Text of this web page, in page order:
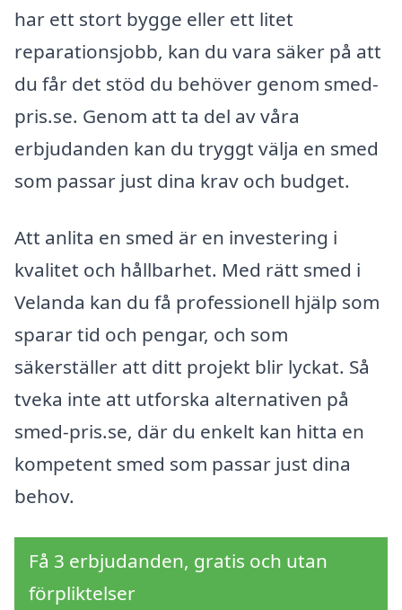
har ett stort bygge eller ett litet
reparationsjobb, kan du vara säker på att
du får det stöd du behöver genom smed-
pris.se. Genom att ta del av våra
erbjudanden kan du tryggt välja en smed
som passar just dina krav och budget.
Att anlita en smed är en investering i
kvalitet och hållbarhet. Med rätt smed i
Velanda kan du få professionell hjälp som
sparar tid och pengar, och som
säkerställer att ditt projekt blir lyckat. Så
tveka inte att utforska alternativen på
smed-pris.se, där du enkelt kan hitta en
kompetent smed som passar just dina
behov.
Få 3 erbjudanden, gratis och utan
förpliktelser